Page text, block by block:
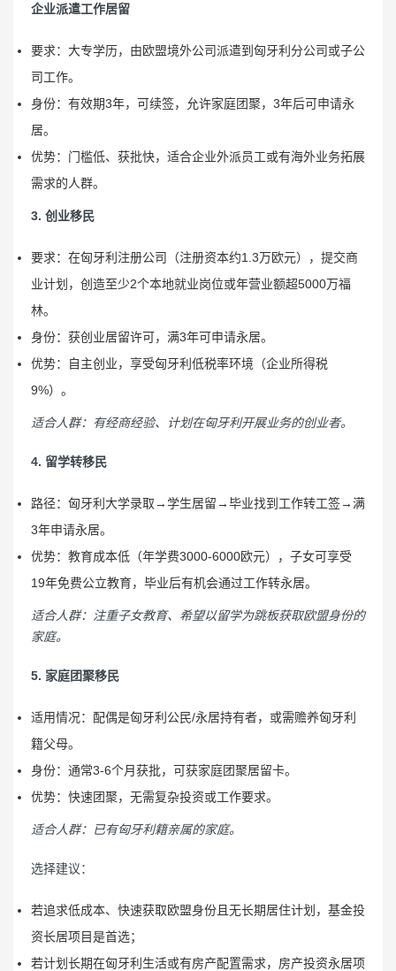
企业派遣工作居留
要求：大专学历，由欧盟境外公司派遣到匈牙利分公司或子公
司工作。
身份：有效期3年，可续签，允许家庭团聚，3年后可申请永
居。
优势：门槛低、获批快，适合企业外派员工或有海外业务拓展
需求的人群。
3. 创业移民
要求：在匈牙利注册公司（注册资本约1.3万欧元），提交商
业计划，创造至少2个本地就业岗位或年营业额超5000万福
林。
身份：获创业居留许可，满3年可申请永居。
优势：自主创业，享受匈牙利低税率环境（企业所得税
9%）。
适合人群：有经商经验、计划在匈牙利开展业务的创业者。
4. 留学转移民
路径：匈牙利大学录取→学生居留→毕业找到工作转工签→满
3年申请永居。
优势：教育成本低（年学费3000-6000欧元），子女可享受
19年免费公立教育，毕业后有机会通过工作转永居。
适合人群：注重子女教育、希望以留学为跳板获取欧盟身份的
家庭。
5. 家庭团聚移民
适用情况：配偶是匈牙利公民/永居持有者，或需赡养匈牙利
籍父母。
身份：通常3-6个月获批，可获家庭团聚居留卡。
优势：快速团聚，无需复杂投资或工作要求。
适合人群：已有匈牙利籍亲属的家庭。
选择建议：
若追求低成本、快速获取欧盟身份且无长期居住计划，基金投
资长居项目是首选；
若计划长期在匈牙利生活或有房产配置需求，房产投资永居项